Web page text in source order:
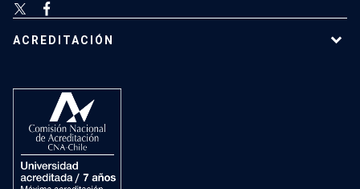
ACREDITACIÓN